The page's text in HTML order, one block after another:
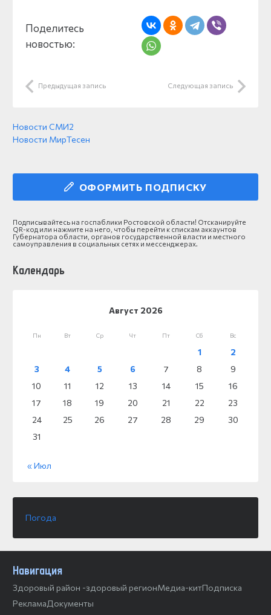
Поделитесь
новостью:
Предыдущая запись Следующая запись
Новости СМИ2
Новости МирТесен
ОФОРМИТЬ ПОДПИСКУ
Подписывайтесь на госпаблики Ростовской области! Отсканируйте
QR-код или нажмите на него, чтобы перейти к спискам аккаунтов
Губернатора области, органов государственной власти и местного
самоуправления в социальных сетях и мессенджерах.
Календарь
Август 2026
Пн Вт Ср Чт Пт Сб Вс
1
2
3
4 5 6 7 8
9
10
11 12 13 14 15
16
17
18 19 20 21 22
23
24
25 26 27 28 29
30
31
« Июл
Погода
Навигация
Здоровый район -здоровый регионМедиа-китПодписка
РекламаДокументы